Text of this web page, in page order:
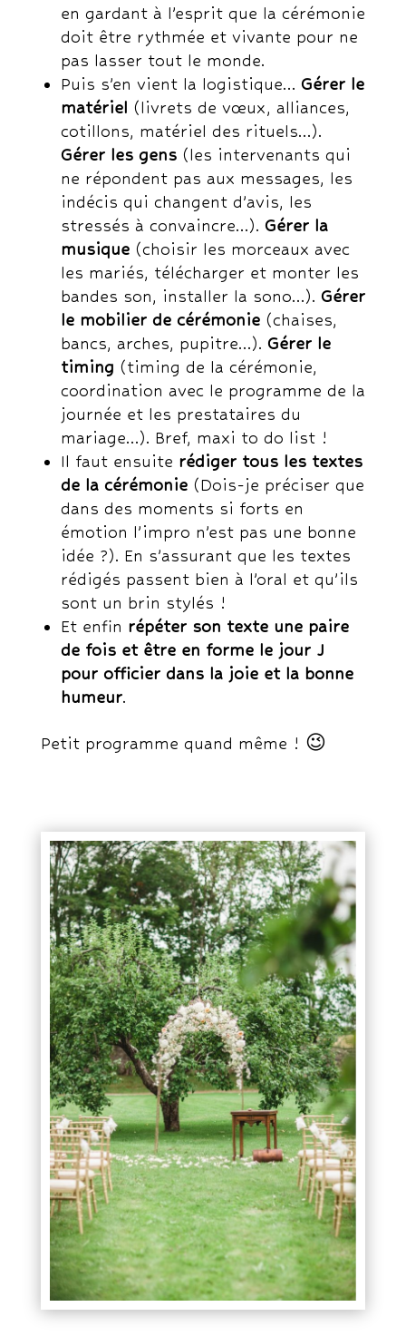
en gardant à l’esprit que la cérémonie
doit être rythmée et vivante pour ne
pas lasser tout le monde.
Puis s’en vient la logistique… Gérer le
matériel (livrets de vœux, alliances,
cotillons, matériel des rituels…).
Gérer les gens(les intervenants qui
ne répondent pas aux messages, les
indécis qui changent d’avis, les
stressés à convaincre…). Gérer la
musique(choisir les morceaux avec
les mariés, télécharger et monter les
bandes son, installer la sono…). Gérer
le mobilier de cérémonie(chaises,
bancs, arches, pupitre…). Gérer le
timing (timing de la cérémonie,
coordination avec le programme de la
journée et les prestataires du
mariage…). Bref, maxi to do list !
Il faut ensuite rédiger tous les textes
de la cérémonie(Dois-je préciser que
dans des moments si forts en
émotion l’impro n’est pas une bonne
idée ?). En s’assurant que les textes
rédigés passent bien à l’oral et qu’ils
sont un brin stylés !
Et enfin répéter son texte une paire
de fois et être en forme le jour J
pour officier dans la joie et la bonne
humeur.
Petit programme quand même ! 😉